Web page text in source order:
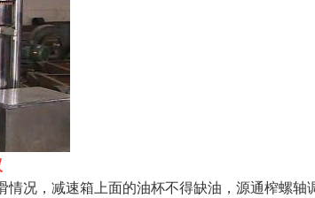
况，减速箱上面的油杯不得缺油，源通榨螺